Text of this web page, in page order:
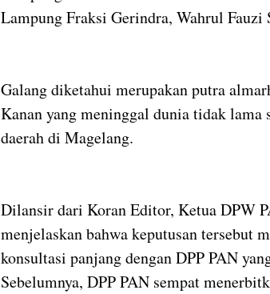
Lampung Fraksi Gerindra, Wahrul Fauzi
Galang diketahui merupakan putra
Kanan yang meninggal dunia tidak
daerah di Magelang.
Dilansir dari Koran Editor, Ketua DPW
menjelaskan bahwa keputusan tersebut
konsultasi panjang dengan DPP PAN
Sebelumnya, DPP PAN sempat